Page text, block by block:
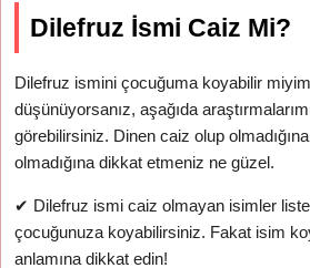
Dilefruz İsmi Caiz Mi?
Dilefruz ismini çocuğuma koyabilir
düşünüyorsanız, aşağıda
görebilirsiniz. Dinen caiz olup
olmadığına dikkat etmeniz ne güzel.
✔ Dilefruz ismi caiz olmayan isimler
çocuğunuza koyabilirsiniz. Fakat isim
anlamına dikkat edin!